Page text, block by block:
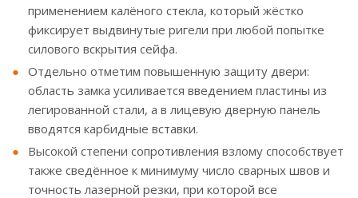
применением калёного стекла, который жёстко
фиксирует выдвинутые ригели при любой попытке
силового вскрытия сейфа.
Отдельно отметим повышенную защиту двери:
область замка усиливается введением пластины из
легированной стали, а в лицевую дверную панель
вводятся карбидные вставки.
Высокой степени сопротивления взлому способствует
также сведённое к минимуму число сварных швов и
точность лазерной резки, при которой все